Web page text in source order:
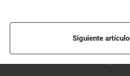
Siguiente artículo